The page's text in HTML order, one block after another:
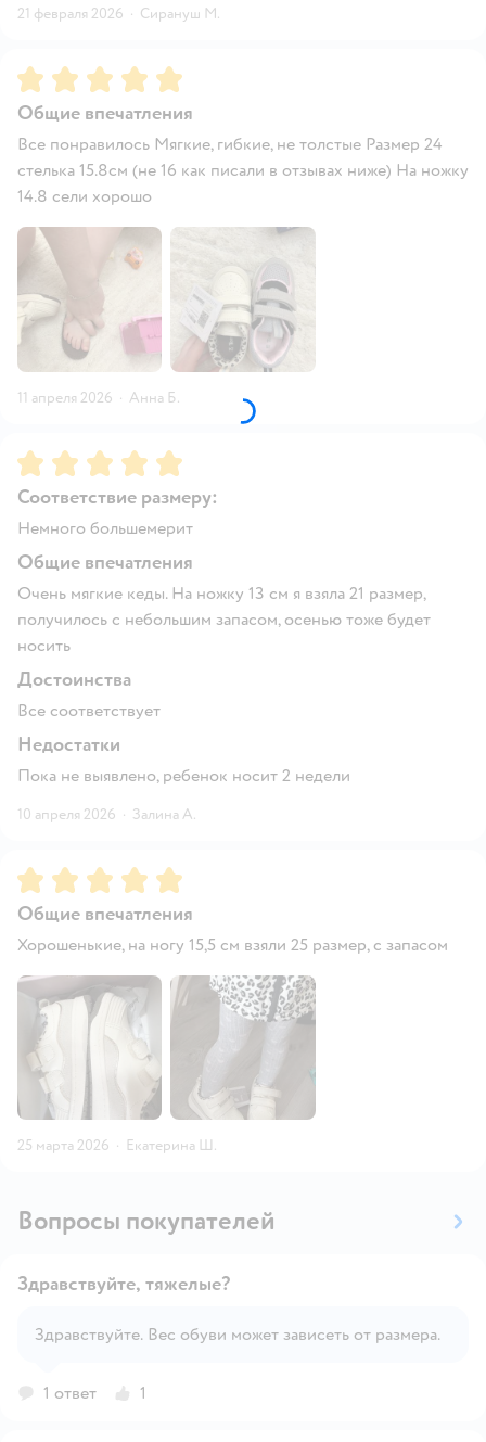
21 февраля 2026 · Сирануш М.
Рейтинг:5
Общие впечатления
Все понравилось Мягкие, гибкие, не толстые Размер 24
стелька 15.8см (не 16 как писали в отзывах ниже) На ножку
14.8 сели хорошо
11 апреля 2026 · Анна Б.
Рейтинг:5
Соответствие размеру:
Немного большемерит
Общие впечатления
Очень мягкие кеды. На ножку 13 см я взяла 21 размер,
получилось с небольшим запасом, осенью тоже будет
носить
Достоинства
Все соответствует
Недостатки
Пока не выявлено, ребенок носит 2 недели
10 апреля 2026 · Залина А.
Рейтинг:5
Общие впечатления
Хорошенькие, на ногу 15,5 см взяли 25 размер, с запасом
25 марта 2026 · Екатерина Ш.
Вопросы покупателей
Открыть вопрос
Здравствуйте, тяжелые?
Здравствуйте. Вес обуви может зависеть от размера.
1 ответ 1